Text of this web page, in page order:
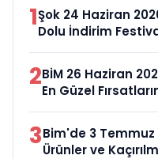
1Şok 24 Haziran
Dolu İndirim
2BİM 26 Haziran
En Güzel
3Bim'de 3 Temmuz
Ürünler ve